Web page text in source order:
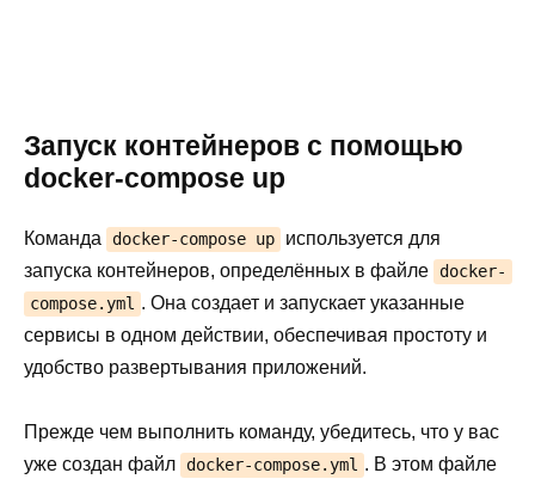
Запуск контейнеров с помощью
docker-compose up
Команда docker-compose up
используется для
запуска контейнеров, определённых в файле docker-
compose.yml . Она создает и запускает указанные
сервисы в одном действии, обеспечивая простоту и
удобство развертывания приложений.
Прежде чем выполнить команду, убедитесь, что у вас
уже создан файл docker-compose.yml . В этом файле